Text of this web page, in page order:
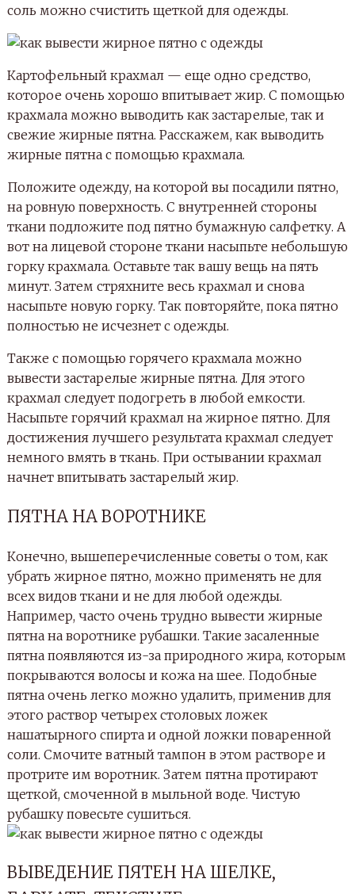
соль можно счистить щеткой для одежды.
Картофельный крахмал — еще одно средство,
которое очень хорошо впитывает жир. С помощью
крахмала можно выводить как застарелые, так и
свежие жирные пятна. Расскажем, как выводить
жирные пятна с помощью крахмала.
Положите одежду, на которой вы посадили пятно,
на ровную поверхность. С внутренней стороны
ткани подложите под пятно бумажную салфетку. А
вот на лицевой стороне ткани насыпьте небольшую
горку крахмала. Оставьте так вашу вещь на пять
минут. Затем стряхните весь крахмал и снова
насыпьте новую горку. Так повторяйте, пока пятно
полностью не исчезнет с одежды.
Также с помощью горячего крахмала можно
вывести застарелые жирные пятна. Для этого
крахмал следует подогреть в любой емкости.
Насыпьте горячий крахмал на жирное пятно. Для
достижения лучшего результата крахмал следует
немного вмять в ткань. При остывании крахмал
начнет впитывать застарелый жир.
ПЯТНА НА ВОРОТНИКЕ
Конечно, вышеперечисленные советы о том, как
убрать жирное пятно, можно применять не для
всех видов ткани и не для любой одежды.
Например, часто очень трудно вывести жирные
пятна на воротнике рубашки. Такие засаленные
пятна появляются из-за природного жира, которым
покрываются волосы и кожа на шее. Подобные
пятна очень легко можно удалить, применив для
этого раствор четырех столовых ложек
нашатырного спирта и одной ложки поваренной
соли. Смочите ватный тампон в этом растворе и
протрите им воротник. Затем пятна протирают
щеткой, смоченной в мыльной воде. Чистую
рубашку повесьте сушиться.
ВЫВЕДЕНИЕ ПЯТЕН НА ШЕЛКЕ,